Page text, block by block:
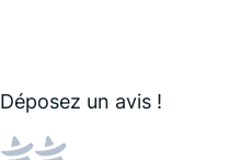
Déposez un avis !